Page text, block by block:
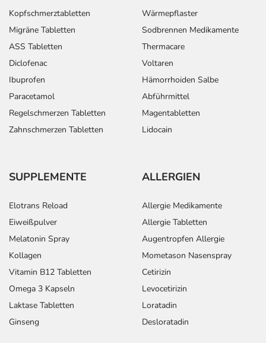
Kopfschmerztabletten
Migräne Tabletten
ASS Tabletten
Diclofenac
Ibuprofen
Paracetamol
Regelschmerzen Tabletten
Zahnschmerzen Tabletten
Wärmepflaster
Sodbrennen Medikamente
Thermacare
Voltaren
Hämorrhoiden Salbe
Abführmittel
Magentabletten
Lidocain
SUPPLEMENTE
Elotrans Reload
Eiweißpulver
Melatonin Spray
Kollagen
Vitamin B12 Tabletten
Omega 3 Kapseln
Laktase Tabletten
Ginseng
ALLERGIEN
Allergie Medikamente
Allergie Tabletten
Augentropfen Allergie
Mometason Nasenspray
Cetirizin
Levocetirizin
Loratadin
Desloratadin